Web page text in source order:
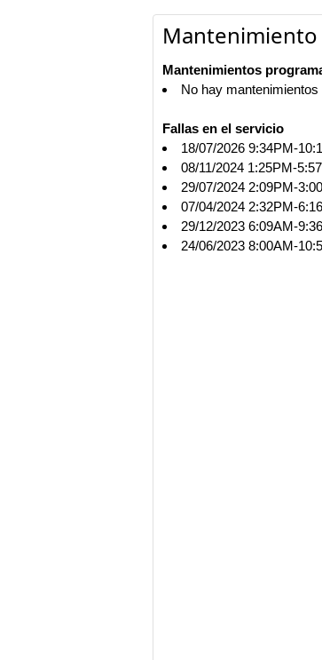
Mantenimiento
Mantenimientos
No hay
Fallas en el servicio
18/07/2026 9:34PM-
08/11/2024 1:25PM-
29/07/2024 2:09PM-
07/04/2024 2:32PM-
29/12/2023 6:09AM-
24/06/2023 8:00AM-